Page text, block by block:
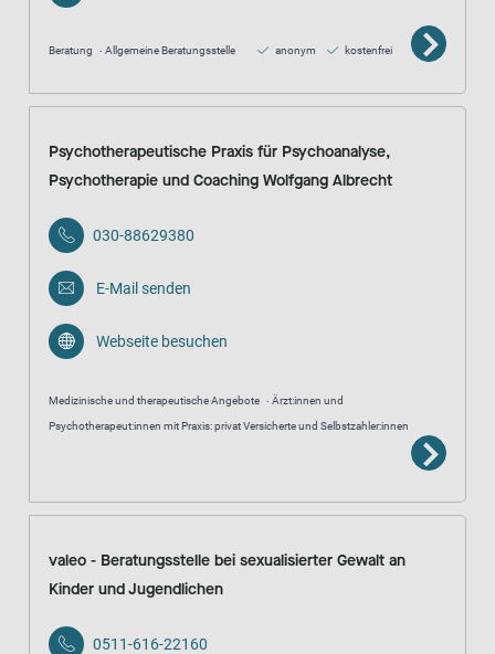
Beratung Allgemeine Beratungsstelle anonym kostenfrei
Psychotherapeutische Praxis für Psychoanalyse,
Psychotherapie und Coaching Wolfgang Albrecht
030-88629380
E-Mail senden
Webseite besuchen
Medizinische und therapeutische Angebote
Ärzt:innen und
Psychotherapeut:innen mit Praxis: privat Versicherte und Selbstzahler:innen
valeo - Beratungsstelle bei sexualisierter Gewalt an
Kinder und Jugendlichen
0511-616-22160